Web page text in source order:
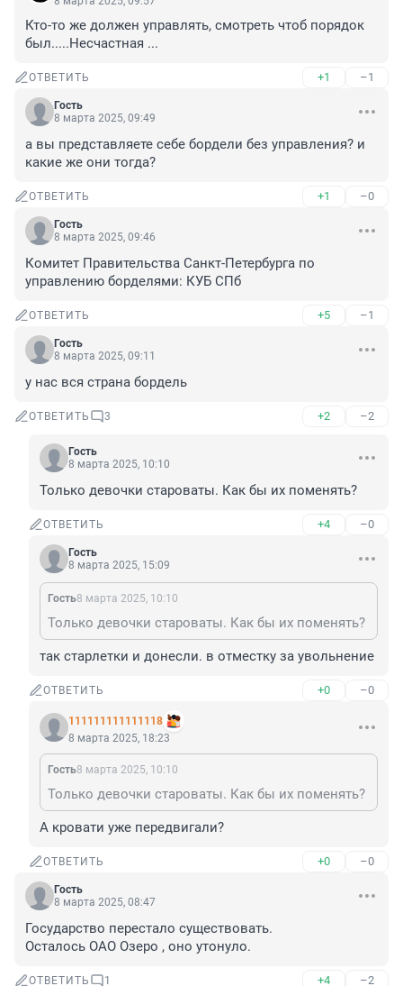
Кто-то же должен управлять, смотреть чтоб порядок
был.....Несчастная ...
ОТВЕТИТЬ +1 –1
Гость
8 марта 2025, 09:49
а вы представляете себе бордели без управления? и
какие же они тогда?
ОТВЕТИТЬ +1 –0
Гость
8 марта 2025, 09:46
Комитет Правительства Санкт-Петербурга по
управлению борделями: КУБ СПб
ОТВЕТИТЬ +5 –1
Гость
8 марта 2025, 09:11
у нас вся страна бордель
ОТВЕТИТЬ 3 +2 –2
Гость
8 марта 2025, 10:10
Только девочки староваты. Как бы их поменять?
ОТВЕТИТЬ +4 –0
Гость
8 марта 2025, 15:09
Гость8 марта 2025, 10:10
Только девочки староваты. Как бы их поменять?
так старлетки и донесли. в отместку за увольнение
ОТВЕТИТЬ +0 –0
111111111111118
8 марта 2025, 18:23
Гость8 марта 2025, 10:10
Только девочки староваты. Как бы их поменять?
А кровати уже передвигали?
ОТВЕТИТЬ +0 –0
Гость
8 марта 2025, 08:47
Государство перестало существовать.
Осталось ОАО Озеро , оно утонуло.
ОТВЕТИТЬ 1 +4 –2